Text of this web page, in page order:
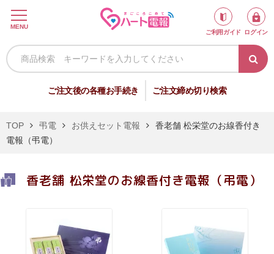
MENU
ご利用ガイド
ログイン
ご注文後の各種お手続き ご注文締め切り検索
新
会
電電
TOP 弔電 お供えセット電報
香老舗 松栄堂のお線香付き
電報（弔電）
香老舗 松栄堂のお線香付き電報（弔電）